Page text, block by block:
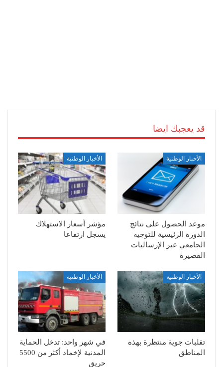
قد يعجبك ايضا
الأخبار الوطنية
موعد الحصول على نتائج
الدورة الرئيسية للتوجيه
الجامعي عبر الإرساليات
القصيرة
الأخبار الوطنية
مؤشر أسعار الاستهلاك
يسجل ارتفاعا
الأخبار الوطنية
تقلبات جوية منتظرة بهذه
المناطق
الأخبار الوطنية
في شهر واحد: تدخل الحماية
المدنية لإخماد أكثر من 5500
حريق